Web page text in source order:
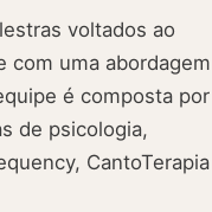
voltados ao
com uma abordagem
é composta por
de psicologia,
CantoTerapia